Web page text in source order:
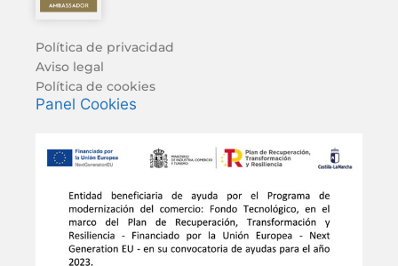
Política de privacidad
Aviso legal
Política de cookies
Panel Cookies